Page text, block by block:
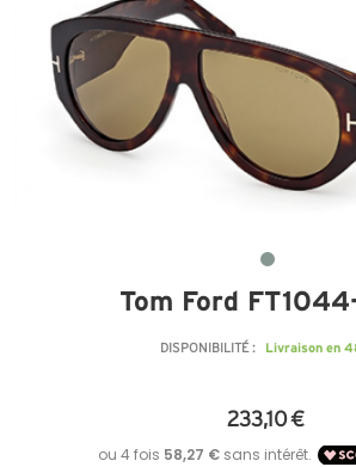
Tom Ford
DISPONIBILITÉ : Livraison en
233,10 €